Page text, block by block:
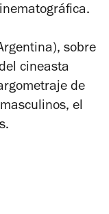
sobre
cineasta
de
el